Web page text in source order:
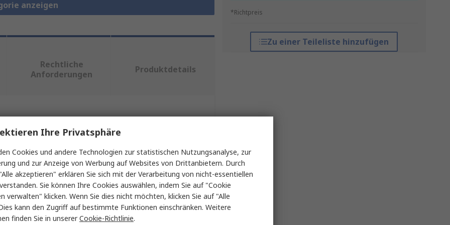
anzeigen
*Richtpreis
Zu einer Teileliste hinzufügen
Rechtliche
Anforderungen
Produktdetails
oder mehrere Eigenschaften auswählen.
Schneider Electric
Abdeckung
Abdeckung
Ihre Privatsphäre
Cookies und andere Technologien zur statistischen Nutzungsanalyse, zur
und zur Anzeige von Werbung auf Websites von Drittanbietern. Durch
akzeptieren" erklären Sie sich mit der Verarbeitung von nicht-essentiellen
Sie können Ihre Cookies auswählen, indem Sie auf "Cookie
verwalten" klicken. Wenn Sie dies nicht möchten, klicken Sie auf "Alle
kann den Zugriff auf bestimmte Funktionen einschränken. Weitere
finden Sie in unsererCookie-Richtlinie.